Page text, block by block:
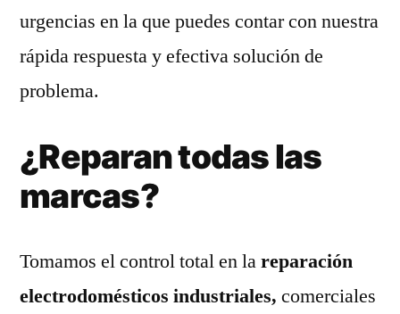
urgencias en la que puedes contar con nuestra
rápida respuesta y efectiva solución de
problema.
¿Reparan todas las
marcas?
Tomamos el control total en lareparación
electrodomésticos industriales, comerciales